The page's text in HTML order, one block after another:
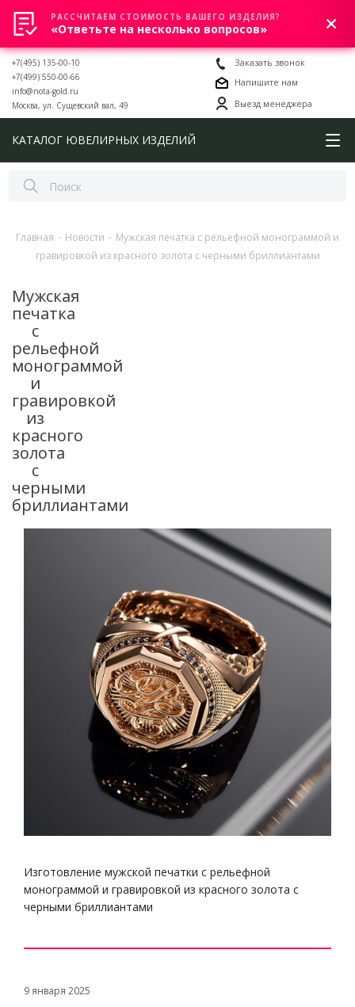
0
+7(495) 135-00-10
+7(499) 550-00-66
info@nota-gold.ru
Москва, ул. Сущевский вал, 49
Заказать звонок
Напишите нам
Выезд менеджера
КАТАЛОГ ЮВЕЛИРНЫХ ИЗДЕЛИЙ
Главная - Новости - Мужская печатка с рельефной монограммой и
гравировкой из красного золота с черными бриллиантами
Мужская
печатка
с
рельефной
монограммой
и
гравировкой
из
красного
золота
с
черными
бриллиантами
Изготовление мужской печатки с рельефной
монограммой и гравировкой из красного золота с
черными бриллиантами
9 января 2025
РАССЧИТАЕМ СТОИМОСТЬ ВАШЕГО ИЗДЕЛИЯ?
«Ответьте на несколько вопросов»